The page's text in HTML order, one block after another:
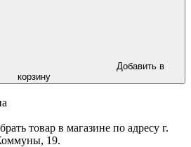
Добавить в
корзину
товар в магазине по адресу г.
19.